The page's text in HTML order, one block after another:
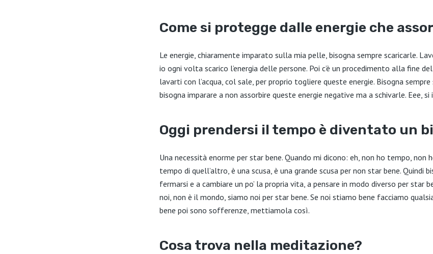
Come si protegge dalle energie che
Le energie, chiaramente imparato sulla mia pelle, bisogna sempre scaricarle.
io ogni volta scarico l’energia delle persone. Poi c’è un procedimento alla fine
lavarti con l’acqua, col sale, per proprio togliere queste energie. Bisogna
bisogna imparare a non assorbire queste energie negative ma a schivarle. Eee, si
Oggi prendersi il tempo è diventato un
Una necessità enorme per star bene. Quando mi dicono: eh, non ho tempo, non
tempo di quell’altro, è una scusa, è una grande scusa per non star bene. Quindi
fermarsi e a cambiare un po’ la propria vita, a pensare in modo diverso per star
noi, non è il mondo, siamo noi per star bene. Se noi stiamo bene facciamo
bene poi sono sofferenze, mettiamola così.
Cosa trova nella meditazione?